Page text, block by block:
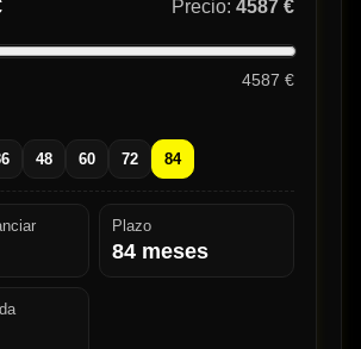
Precio: 4587 €
4587 €
48 60 72 84
Plazo
84 meses